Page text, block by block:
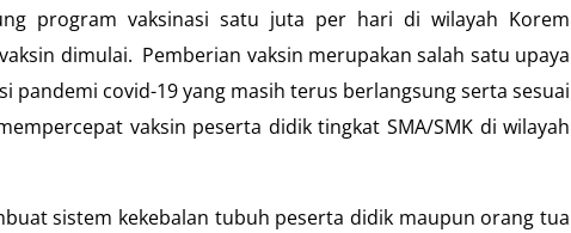
program vaksinasi satu juta per hari di wilayah Korem
dimulai. Pemberian vaksin merupakan salah satu upaya
pandemi covid-19 yang masih terus berlangsung serta sesuai
vaksin peserta didik tingkat SMA/SMK di wilayah
sistem kekebalan tubuh peserta didik maupun orang tua